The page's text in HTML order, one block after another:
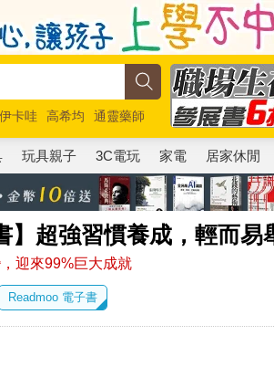
卡哇 高希均
通靈藥師
跑
玩具親子 3C電玩 家電 居家休閒
】超強習慣養成，輕而
迎來99%巨大成就
Readmoo 電子書